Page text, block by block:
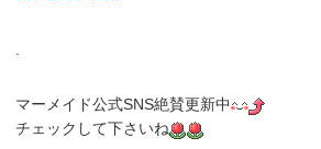
.
マーメイド公式SNS絶賛更新中
チェックして下さいね